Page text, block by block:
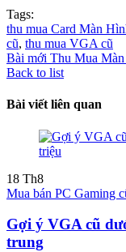
Tags:
thu mua Card Màn
cũ, thu mua VGA cũ
Bài mới Thu Mua
Back to list
Bài viết liên quan
18 Th8
Mua bán PC Gaming
Gợi ý VGA cũ
trung